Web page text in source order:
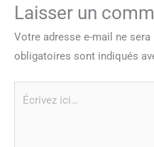
Laisser un
Votre adresse e-mail ne sera
obligatoires sont indiqués